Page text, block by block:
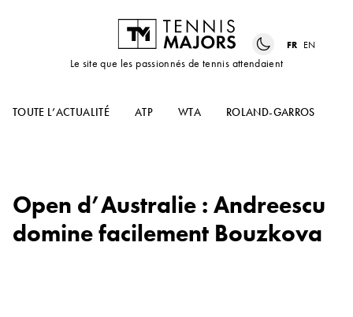
Le site que les passionnés de tennis attendaient
FR EN
TOUTE L’ACTUALITÉ ATP WTA ROLAND-GARROS
Open d’Australie : Andreescu
domine facilement Bouzkova